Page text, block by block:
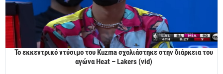
Το εκκεντρικό ντύσιμο του Kuzma σχολιάστηκε στην διάρκεια του
αγώνα Heat – Lakers (vid)